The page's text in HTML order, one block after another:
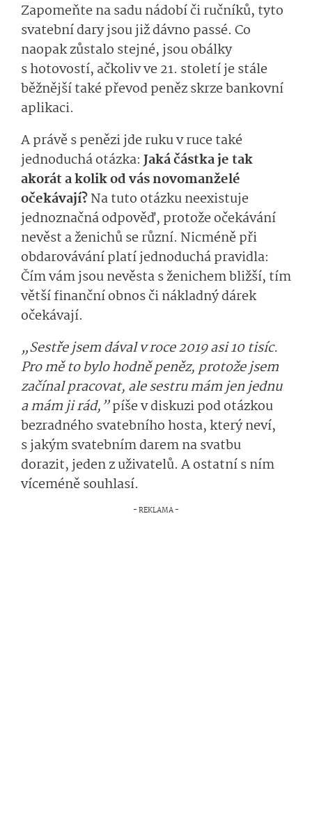
Zapomeňte na sadu nádobí či ručníků, tyto
svatební dary jsou již dávno passé. Co
naopak zůstalo stejné, jsou obálky
s hotovostí, ačkoliv ve 21. století je stále
běžnější také převod peněz skrze bankovní
aplikaci.
A právě s penězi jde ruku v ruce také
jednoduchá otázka:Jaká částka je tak
akorát a kolik od vás novomanželé
očekávají?Na tuto otázku neexistuje
jednoznačná odpověď, protože očekávání
nevěst a ženichů se různí. Nicméně při
obdarovávání platí jednoduchá pravidla:
Čím vám jsou nevěsta s ženichem bližší, tím
větší finanční obnos či nákladný dárek
očekávají.
„Sestře jsem dával v roce 2019 asi 10 tisíc.
Pro mě to bylo hodně peněz, protože jsem
začínal pracovat, ale sestru mám jen jednu
a mám ji rád,”píše v diskuzi pod otázkou
bezradného svatebního hosta, který neví,
s jakým svatebním darem na svatbu
dorazit, jeden z uživatelů. A ostatní s ním
víceméně souhlasí.